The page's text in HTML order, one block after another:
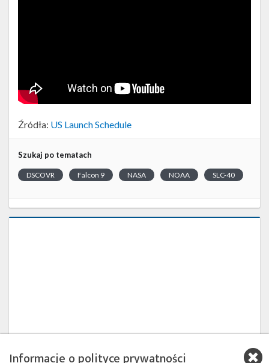
Źródła: US Launch Schedule
Szukaj po tematach
DSCOVR Falcon 9 NASA NOAA SLC-40
Informacje o polityce prywatności